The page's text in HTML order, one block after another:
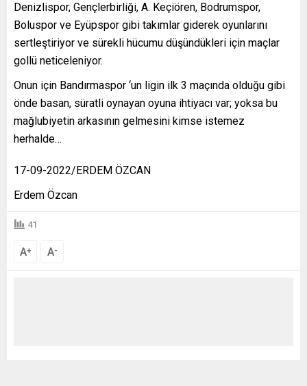
Denizlispor, Gençlerbirliği, A. Keçiören, Bodrumspor,
Boluspor ve Eyüpspor gibi takımlar giderek oyunlarını
sertleştiriyor ve sürekli hücumu düşündükleri için maçlar
gollü neticeleniyor.
Onun için Bandırmaspor ‘un ligin ilk 3 maçında olduğu gibi
önde basan, süratli oynayan oyuna ihtiyacı var; yoksa bu
mağlubiyetin arkasının gelmesini kimse istemez
herhalde…
17-09-2022/ERDEM ÖZCAN
Erdem Özcan
41
A+ A-